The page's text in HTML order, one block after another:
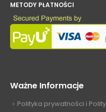
METODY PŁATNOŚCI
Ważne Informacje
Polityka prywatności i